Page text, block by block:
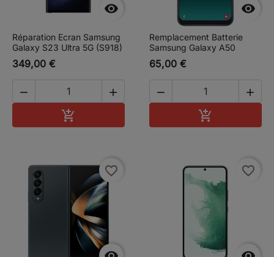

Réparation Ecran Samsung
Galaxy S23 Ultra 5G (S918)
349,00 €
 


Remplacement Batterie
Samsung Galaxy A50
65,00 €
 

favorite_border favorite_border